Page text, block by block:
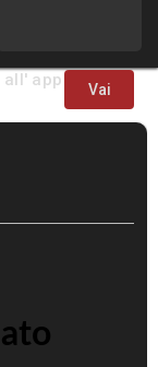
all' app
Vai